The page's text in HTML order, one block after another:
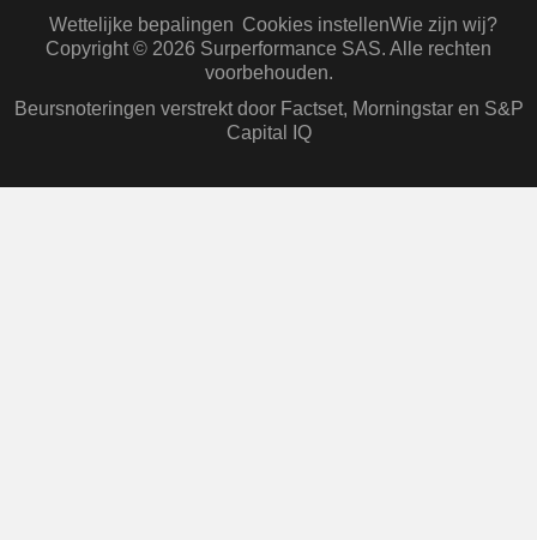
Wettelijke bepalingen Cookies instellenWie zijn wij?
Copyright © 2026 Surperformance SAS. Alle rechten
voorbehouden.
Beursnoteringen verstrekt door Factset, Morningstar en S&P
Capital IQ